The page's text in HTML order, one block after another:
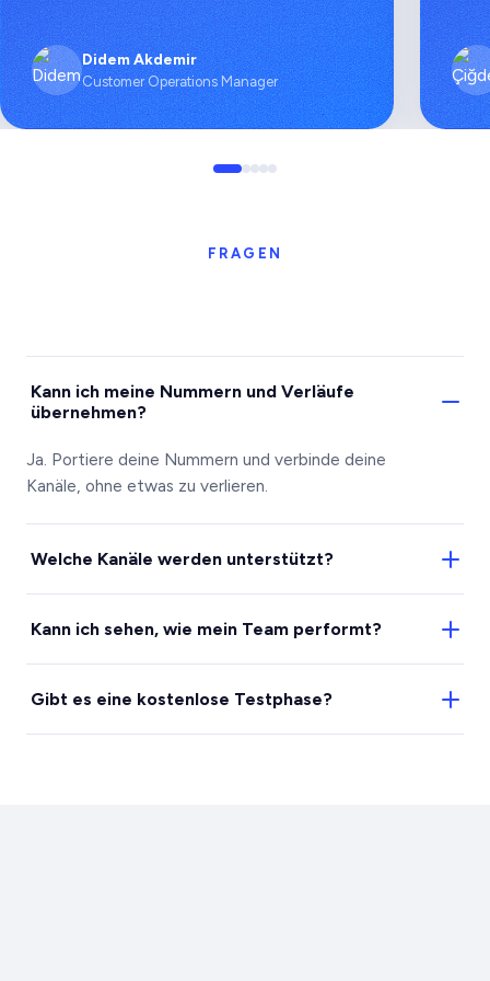
Didem Akdemir
Customer Operations Manager
FRAGEN
Kann ich meine Nummern und Verläufe
übernehmen?
Ja. Portiere deine Nummern und verbinde deine
Kanäle, ohne etwas zu verlieren.
Welche Kanäle werden unterstützt?
und mehr, alles in einem Posteingang.
Kann ich sehen, wie mein Team performt?
Reaktionszeiten und Qualität.
Gibt es eine kostenlose Testphase?